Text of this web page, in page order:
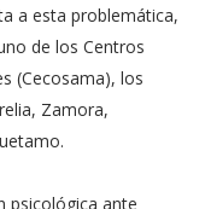
a esta problemática,
de los Centros
(Cecosama), los
Zamora,
psicológica ante